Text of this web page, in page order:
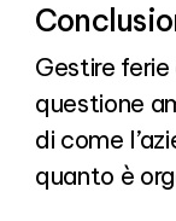
Gestire ferie
questione
di come
quanto è